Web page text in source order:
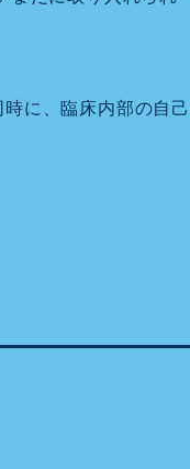
に、臨床内部の自己